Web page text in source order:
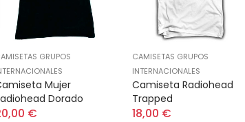
GRUPOS
Mujer
Dorado
€
CAMISETAS GRUPOS
INTERNACIONALES
Camiseta Radiohead
Trapped
18,00 €